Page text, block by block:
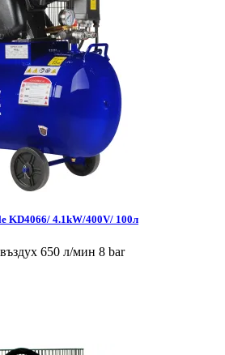
KD4066/ 4.1kW/400V/ 100л
650 л/мин 8 bar